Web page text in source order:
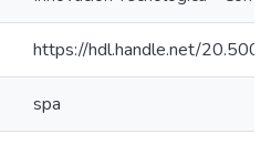
https://hdl.handle.net/
spa